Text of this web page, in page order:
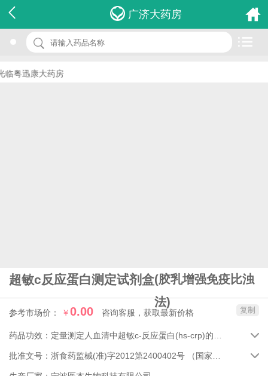
广济大药房
粤迅康大药房
超敏c反应蛋白测定试剂盒(胶乳增强免疫比浊
法)
参考市场价： ￥0.00 咨询客服，获取最新价格
名 称：超敏c反应蛋白测定试剂盒
品 牌：(胶乳增强免疫比浊法)
复制
药品功效： 
批准文号： 浙食药监械(准)字2012第2400402号 （国家药品监督管理局） 